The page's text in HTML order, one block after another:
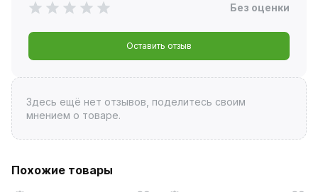
Без оценки
Оставить отзыв
Здесь ещё нет отзывов, поделитесь своим
мнением о товаре.
Похожие товары